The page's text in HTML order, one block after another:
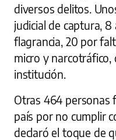
diversos delitos.
judicial de captura,
flagrancia, 20 por
micro y
institución.
Otras 464 personas
país por no cumplir
declaró el toque de